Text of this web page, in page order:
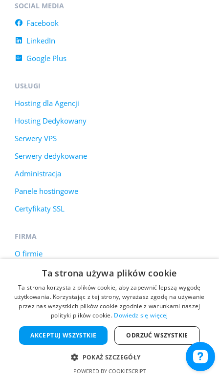
SOCIAL MEDIA
Facebook
LinkedIn
Google Plus
USŁUGI
Hosting dla Agencji
Hosting Dedykowany
Serwery VPS
Serwery dedykowane
Administracja
Panele hostingowe
Certyfikaty SSL
FIRMA
O firmie
Datacenter
Regulamin
Korzystamy z plików cookie, aby poprawić jakość
przeglądania stron internetowych. Więcej informacji
znajduje się w polityce prywatności
Ta strona używa plików cookie
Ta strona korzysta z plików cookie, aby zapewnić lepszą wygodę
użytkowania. Korzystając z tej strony, wyrażasz zgodę na używanie
przez nas wszystkich plików cookie zgodnie z warunkami naszej
polityki plików cookie. Dowiedz się więcej
AKCEPTUJ WSZYSTKIE ODRZUĆ WSZYSTKIE
POKAŻ SZCZEGÓŁY
POWERED BY COOKIESCRIPT